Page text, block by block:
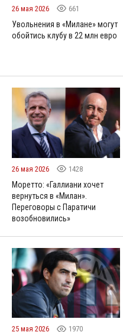
26 мая 2026 661
Увольнения в «Милане» могут
обойтись клубу в 22 млн евро
26 мая 2026 1428
Моретто: «Галлиани хочет
вернуться в «Милан».
Переговоры с Паратичи
возобновились»
25 мая 2026 1970